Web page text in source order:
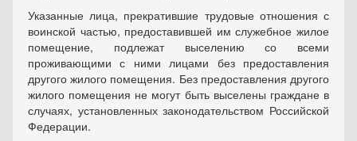
Указанные лица, прекратившие трудовые отношения с
воинской частью, предоставившей им служебное жилое
помещение, подлежат выселению со всеми
проживающими с ними лицами без предоставления
другого жилого помещения. Без предоставления другого
жилого помещения не могут быть выселены граждане в
случаях, установленных законодательством Российской
Федерации.